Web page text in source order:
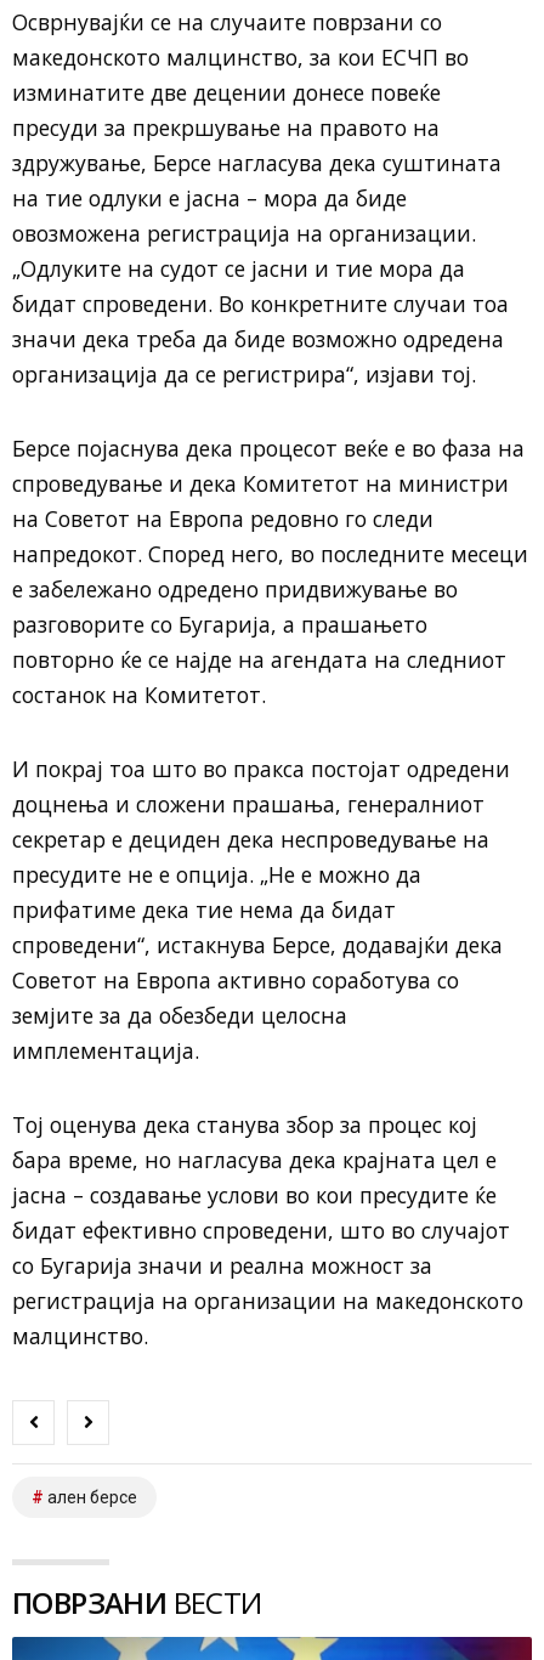
Осврнувајќи се на случаите поврзани со
македонското малцинство, за кои ЕСЧП во
изминатите две децении донесе повеќе
пресуди за прекршување на правото на
здружување, Берсе нагласува дека суштината
на тие одлуки е јасна – мора да биде
овозможена регистрација на организации.
„Одлуките на судот се јасни и тие мора да
бидат спроведени. Во конкретните случаи тоа
значи дека треба да биде возможно одредена
организација да се регистрира“, изјави тој.
Берсе појаснува дека процесот веќе е во фаза на
спроведување и дека Комитетот на министри
на Советот на Европа редовно го следи
напредокот. Според него, во последните месеци
е забележано одредено придвижување во
разговорите со Бугарија, а прашањето
повторно ќе се најде на агендата на следниот
состанок на Комитетот.
И покрај тоа што во пракса постојат одредени
доцнења и сложени прашања, генералниот
секретар е дециден дека неспроведување на
пресудите не е опција. „Не е можно да
прифатиме дека тие нема да бидат
спроведени“, истакнува Берсе, додавајќи дека
Советот на Европа активно соработува со
земјите за да обезбеди целосна
имплементација.
Тој оценува дека станува збор за процес кој
бара време, но нагласува дека крајната цел е
јасна – создавање услови во кои пресудите ќе
бидат ефективно спроведени, што во случајот
со Бугарија значи и реална можност за
регистрација на организации на македонското
малцинство.
ален берсе
ПОВРЗАНИ ВЕСТИ